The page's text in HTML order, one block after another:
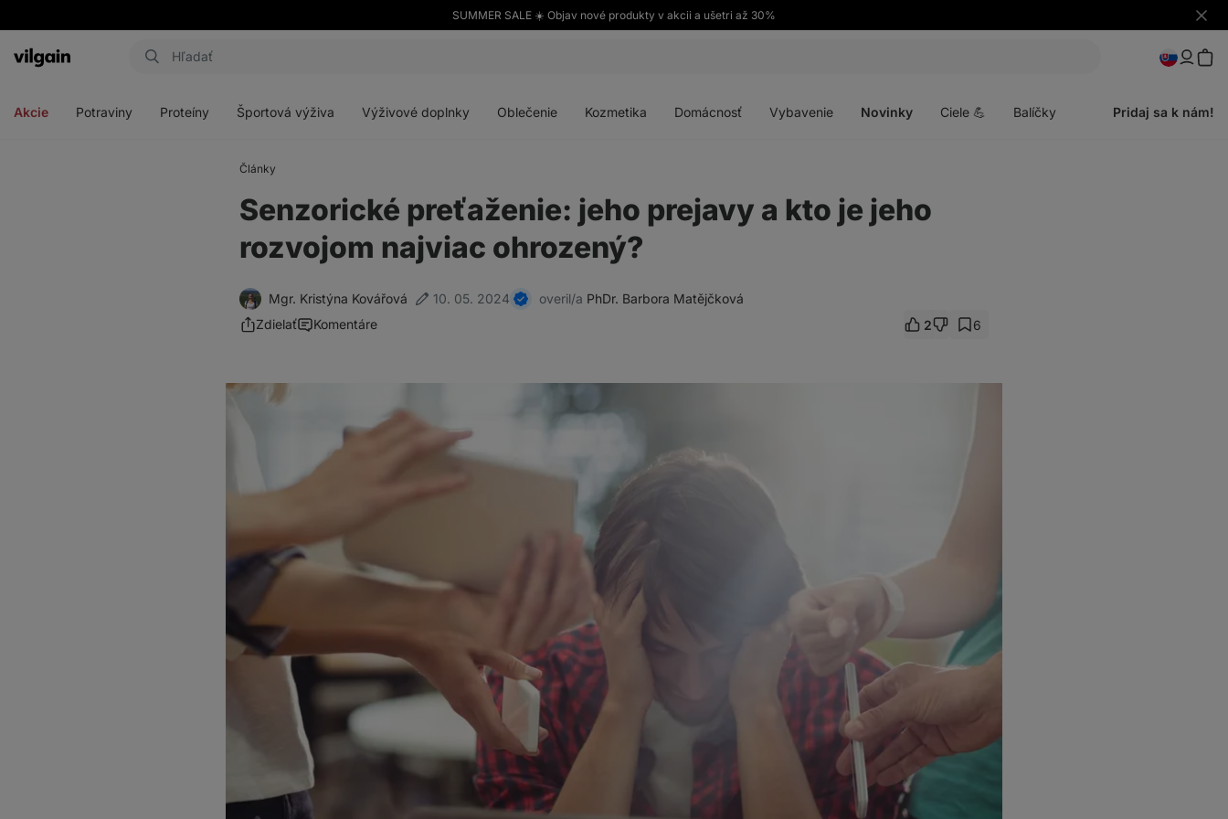
SUMMER SALE ☀️ Objav nové produkty v akcii a ušetri až 30%
Skryť
Eshop
Akcie Potraviny Proteíny Športová výživa Výživové doplnky Oblečenie Kozmetika Domácnosť Vybavenie Novinky Ciele 💪 Balíčky Pridaj sa k nám!
Články
Senzorické preťaženie: jeho prejavy a kto je jeho
rozvojom najviac ohrozený?
Mgr. Kristýna Kovářová 10. 05. 2024 overil/a PhDr. Barbora Matějčková
Zdielať
Komentáre 2 6